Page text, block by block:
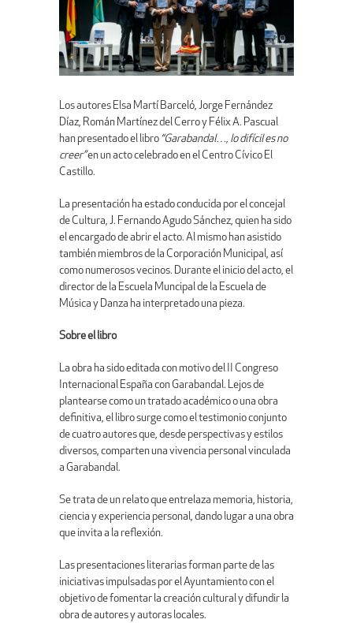
Los autores Elsa Martí Barceló, Jorge Fernández
Díaz, Román Martínez del Cerro y Félix A. Pascual
han presentado el libro “Garabandal…, lo difícil es no
creer”en un acto celebrado en el Centro Cívico El
Castillo.
La presentación ha estado conducida por el concejal
de Cultura, J. Fernando Agudo Sánchez, quien ha sido
el encargado de abrir el acto. Al mismo han asistido
también miembros de la Corporación Municipal, así
como numerosos vecinos. Durante el inicio del acto, el
director de la Escuela Muncipal de la Escuela de
Música y Danza ha interpretado una pieza.
Sobre el libro
La obra ha sido editada con motivo del II Congreso
Internacional España con Garabandal. Lejos de
plantearse como un tratado académico o una obra
definitiva, el libro surge como el testimonio conjunto
de cuatro autores que, desde perspectivas y estilos
diversos, comparten una vivencia personal vinculada
a Garabandal.
Se trata de un relato que entrelaza memoria, historia,
ciencia y experiencia personal, dando lugar a una obra
que invita a la reflexión.
Las presentaciones literarias forman parte de las
iniciativas impulsadas por el Ayuntamiento con el
objetivo de fomentar la creación cultural y difundir la
obra de autores y autoras locales.